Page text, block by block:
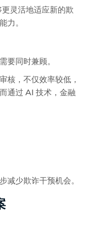
灵活地适应新的欺
力。
要同时兼顾。
核，不仅效率较低，
通过 AI 技术，金融
减少欺诈干预机会。